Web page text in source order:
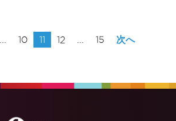
10 11 12 15 次へ